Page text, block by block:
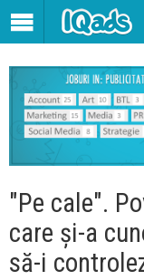
"Pe cale".
care și-a
să-i